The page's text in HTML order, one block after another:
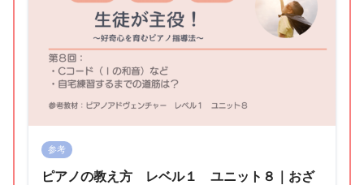
参考
ピアノの教え方 レベル１ ユニット８｜おざ